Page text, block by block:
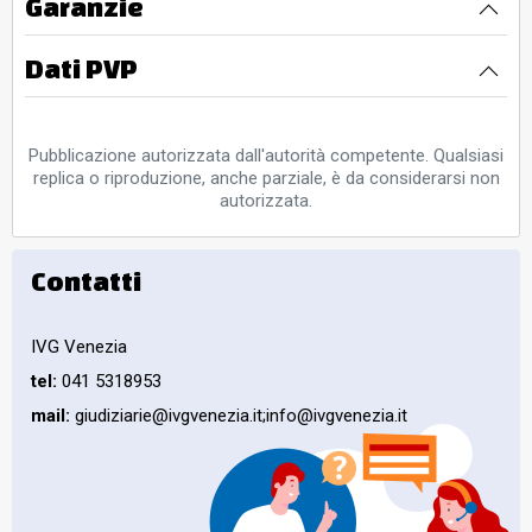
Garanzie
Dati PVP
Pubblicazione autorizzata dall'autorità competente. Qualsiasi
replica o riproduzione, anche parziale, è da considerarsi non
autorizzata.
Contatti
IVG Venezia
tel: 041 5318953
mail: giudiziarie@ivgvenezia.it;info@ivgvenezia.it